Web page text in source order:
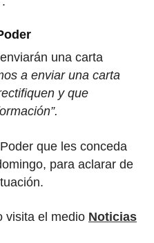
una carta
a enviar una carta
y que
que les conceda
para aclarar de
visita el medio Noticias